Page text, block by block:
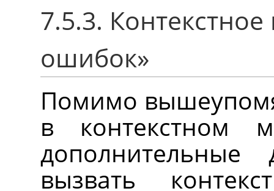
7.5.3.
ошибок»
Помимо
в контекстном
вызвать